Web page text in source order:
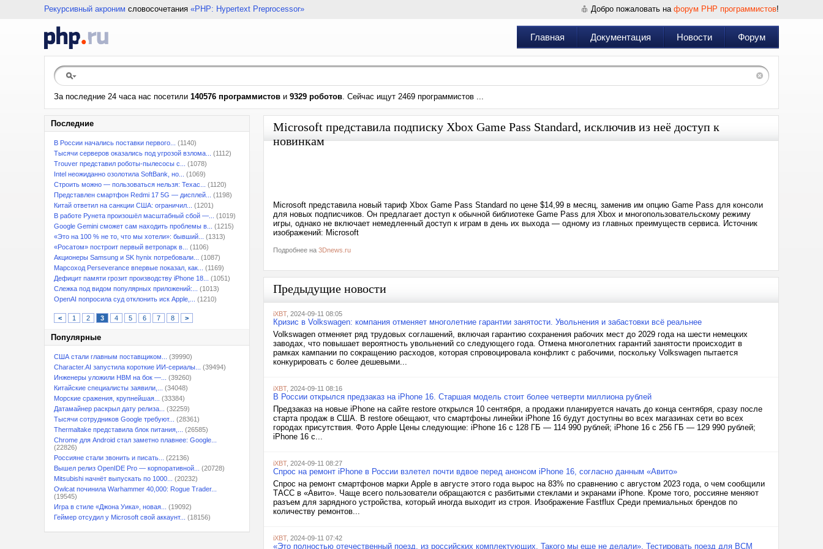
Рекурсивный акроним словосочетания «PHP: Hypertext Preprocessor» Добро пожаловать на форум PHP программистов!
Главная Документация Новости Форум
За последние 24 часа нас посетили 140576 программистов и 9329 роботов. Сейчас ищут 2469 программистов ...
Последние
В России начались поставки первого...
(1140)
Тысячи серверов оказались под угрозой взлома...
(1112)
Trouver представил роботы-пылесосы с...
(1078)
Intel неожиданно озолотила SoftBank, но...
(1069)
Строить можно — пользоваться нельзя: Техас...
(1120)
Представлен смартфон Redmi 17 5G — дисплей...
(1198)
Китай ответил на санкции США: ограничил...
(1201)
В работе Рунета произошёл масштабный сбой —...
(1019)
Google Gemini сможет сам находить проблемы в...
(1215)
«Это на 100 % не то, что мы хотели»: бывший...
(1313)
«Росатом» построит первый ветропарк в...
(1106)
Акционеры Samsung и SK hynix потребовали...
(1087)
Марсоход Perseverance впервые показал, как...
(1169)
Дефицит памяти грозит производству iPhone 18...
(1051)
Слежка под видом популярных приложений:...
(1013)
OpenAI попросила суд отклонить иск Apple,...
(1210)
< 1 2 3 4 5 6 7 8 >
Популярные
США стали главным поставщиком...
(39990)
Character.AI запустила короткие ИИ-сериалы...
(39494)
Инженеры уложили HBM на бок —...
(39260)
Китайские специалисты заявили,...
(34048)
Морские сражения, крупнейшая...
(33384)
Датамайнер раскрыл дату релиза...
(32259)
Тысячи сотрудников Google требуют...
(28361)
Thermaltake представила блок питания,...
(26585)
Chrome для Android стал заметно плавнее: Google...
(22826)
Россияне стали звонить и писать...
(22136)
Вышел релиз OpenIDE Pro — корпоративной...
(20728)
Mitsubishi начнёт выпускать по 1000...
(20232)
Owlcat починила Warhammer 40,000: Rogue Trader...
(19545)
Игра в стиле «Джона Уика», новая...
(19092)
Геймер отсудил у Microsoft свой аккаунт...
(18156)
Microsoft представила подписку Xbox Game Pass Standard, исключив из неё доступ к
новинкам
Microsoft представила новый тариф Xbox Game Pass Standard по цене $14,99 в месяц, заменив им опцию Game Pass для консоли
для новых подписчиков. Он предлагает доступ к обычной библиотеке Game Pass для Xbox и многопользовательскому режиму
игры, однако не включает немедленный доступ к играм в день их выхода — одному из главных преимуществ сервиса. Источник
изображений: Microsoft
Подробнее на 3Dnews.ru
Предыдущие новости
iXBT, 2024-09-11 08:05
Кризис в Volkswagen: компания отменяет многолетние гарантии занятости. Увольнения и забастовки всё реальнее
Volkswagen отменяет ряд трудовых соглашений, включая гарантию сохранения рабочих мест до 2029 года на шести немецких
заводах, что повышает вероятность увольнений со следующего года. Отмена многолетних гарантий занятости происходит в
рамках кампании по сокращению расходов, которая спровоцировала конфликт с рабочими, поскольку Volkswagen пытается
конкурировать с более дешевыми...
iXBT, 2024-09-11 08:16
В России открылся предзаказ на iPhone 16. Старшая модель стоит более четверти миллиона рублей
Предзаказ на новые iPhone на сайте restore открылся 10 сентября, а продажи планируется начать до конца сентября, сразу после
старта продаж в США. В restore обещают, что смартфоны линейки iPhone 16 будут доступны во всех магазинах сети во всех
городах присутствия. Фото Apple Цены следующие: iPhone 16 с 128 ГБ — 114 990 рублей; iPhone 16 с 256 ГБ — 129 990 рублей;
iPhone 16 с...
iXBT, 2024-09-11 08:27
Спрос на ремонт iPhone в России взлетел почти вдвое перед анонсом iPhone 16, согласно данным «Авито»
Спрос на ремонт смартфонов марки Apple в августе этого года вырос на 83% по сравнению с августом 2023 года, о чем сообщили
ТАСС в «Авито». Чаще всего пользователи обращаются с разбитыми стеклами и экранами iPhone. Кроме того, россияне меняют
разъем для зарядного устройства, который иногда выходит из строя. Изображение Fastflux Среди премиальных брендов по
количеству ремонтов...
iXBT, 2024-09-11 07:42
«Это полностью отечественный поезд, из российских комплектующих. Такого мы еще не делали». Тестировать поезд для ВСМ